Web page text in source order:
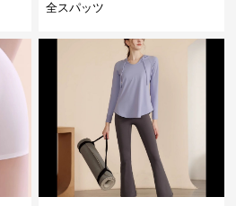
全スパッツ